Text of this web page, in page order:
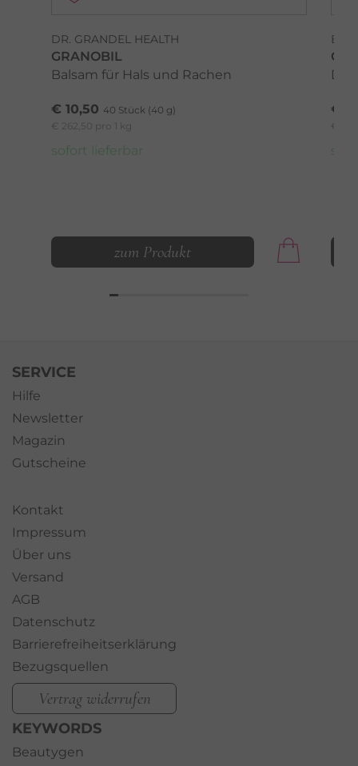
DR. GRANDEL HEALTH
GRANOBIL
Balsam für Hals und Rachen
€ 10,50 40 Stück (40 g)
€ 262,50 pro 1 kg
sofort lieferbar
zum Produkt
€
€
SERVICE
Hilfe
Newsletter
Magazin
Gutscheine
Kontakt
Impressum
Über uns
Versand
AGB
Datenschutz
Barrierefreiheitserklärung
Bezugsquellen
Vertrag widerrufen
KEYWORDS
Beautygen